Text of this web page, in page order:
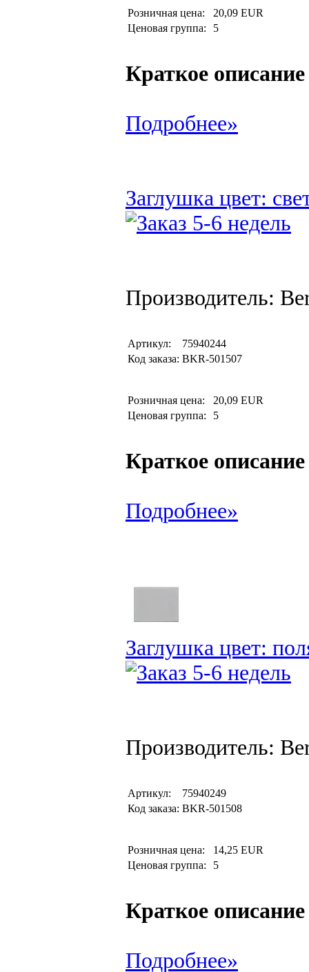
Розничная цена:
20,09 EUR
Ценовая группа:
5
Краткое описание
Подробнее»
Заглушка цвет:
Производитель:
Артикул:
75940244
Код заказа: BKR-501507
Розничная цена:
20,09 EUR
Ценовая группа:
5
Краткое описание
Подробнее»
Заглушка цвет:
Производитель:
Артикул:
75940249
Код заказа: BKR-501508
Розничная цена:
14,25 EUR
Ценовая группа:
5
Краткое описание
Подробнее»